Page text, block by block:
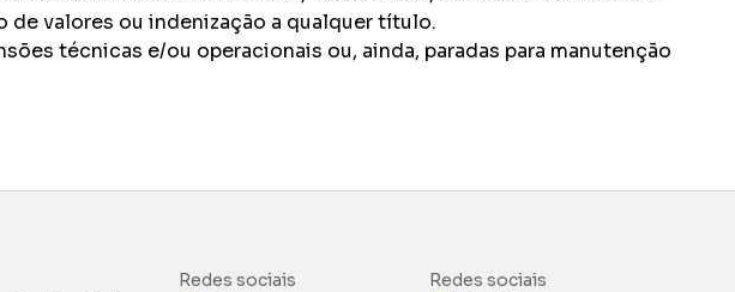
de valores ou indenização a qualquer título.
técnicas e/ou operacionais ou, ainda, paradas para manutenção
Redes sociais
Redes sociais